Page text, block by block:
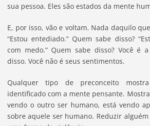
sua pessoa. Eles são estados da mente
E, por isso, vão e voltam. Nada daquilo
“Estou entediado.” Quem sabe disso?
com medo.” Quem sabe disso? Você é
disso. Você não é seus sentimentos.
Qualquer tipo de preconceito
identificado com a mente pensante.
vendo o outro ser humano, está vendo
sobre aquele ser humano. Reduzir